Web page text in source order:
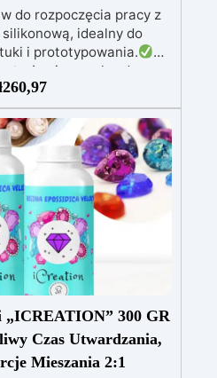
do rozpoczęcia pracy z
idealny do
i prototypowania.
żywicę epoksydową
możliwą do barwienia
Zawiera białą żywicę
którą można barwić
szybki czas utwardzania
silikonowa w paście
z proporcją mieszania
niestandardowych
pasta barwiąca,
forma silikonowa oraz
nitrilowe.
260,97
300 GR
Czas Utwardzania,
Mieszania 2:1